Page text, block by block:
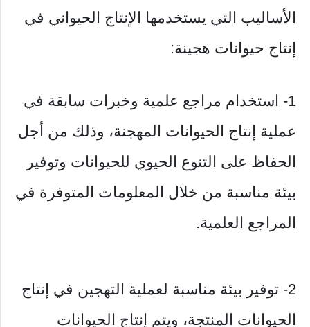
الأساليب التي يستخدمها الإنتاج الحيواني في
إنتاج حيوانات هجينة:
1- استخدام مراجع علمية وخبرات سابقة في
عملية إنتاج الحيوانات المهجنة، وذلك من أجل
الحفاظ على التنوع الحيوي للحيوانات وتوفير
بيئة مناسبة من خلال المعلومات المتوفرة في
المراجع العلمية.
2- توفير بيئة مناسبة لعملية التهجين في إنتاج
الحيوانات المنتجة، ويتم إنتاج الحيوانات